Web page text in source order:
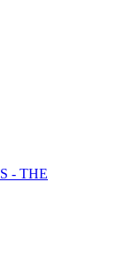
- THE